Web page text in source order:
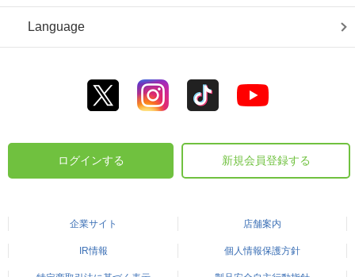
Language
ログインする 新規会員登録する
企業サイト 店舗案内
IR情報 個人情報保護方針